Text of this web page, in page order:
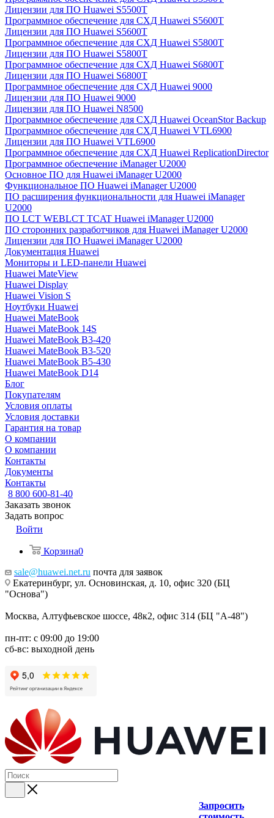
Лицензии для ПО Huawei S5500T
Программное обеспечение для СХД Huawei S5600T
Лицензии для ПО Huawei S5600T
Программное обеспечение для СХД Huawei S5800T
Лицензии для ПО Huawei S5800T
Программное обеспечение для СХД Huawei S6800T
Лицензии для ПО Huawei S6800T
Программное обеспечение для СХД Huawei 9000
Лицензии для ПО Huawei 9000
Лицензии для ПО Huawei N8500
Программное обеспечение для СХД Huawei OceanStor Backup
Программное обеспечение для СХД Huawei VTL6900
Лицензии для ПО Huawei VTL6900
Программное обеспечение для СХД Huawei ReplicationDirector
Программное обеспечение iManager U2000
Основное ПО для Huawei iManager U2000
Функциональное ПО Huawei iManager U2000
ПО расширения функциональности для Huawei iManager
U2000
ПО LCT WEBLCT TCAT Huawei iManager U2000
ПО сторонних разработчиков для Huawei iManager U2000
Лицензии для ПО Huawei iManager U2000
Документация Huawei
Мониторы и LED-панели Huawei
Huawei MateView
Huawei Display
Huawei Vision S
Ноутбуки Huawei
Huawei MateBook
Huawei MateBook 14S
Huawei MateBook B3-420
Huawei MateBook B3-520
Huawei MateBook B5-430
Huawei MateBook D14
Блог
Покупателям
Условия оплаты
Условия доставки
Гарантия на товар
О компании
О компании
Контакты
Документы
Контакты
8 800 600-81-40
Заказать звонок
Задать вопрос
Войти
Корзина0
sale@huawei.net.ru почта для заявок
Екатеринбург, ул. Основинская, д. 10, офис 320 (БЦ
"Основа")
Москва, Алтуфьевское шоссе, 48к2, офис 314 (БЦ "А-48")
пн-пт: с 09:00 до 19:00
сб-вс: выходной день
Запросить